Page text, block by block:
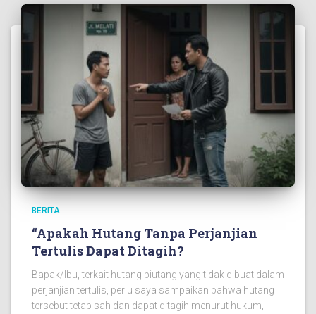
BERITA
“Apakah Hutang Tanpa Perjanjian
Tertulis Dapat Ditagih?
Bapak/Ibu, terkait hutang piutang yang tidak dibuat dalam
perjanjian tertulis, perlu saya sampaikan bahwa hutang
tersebut tetap sah dan dapat ditagih menurut hukum,